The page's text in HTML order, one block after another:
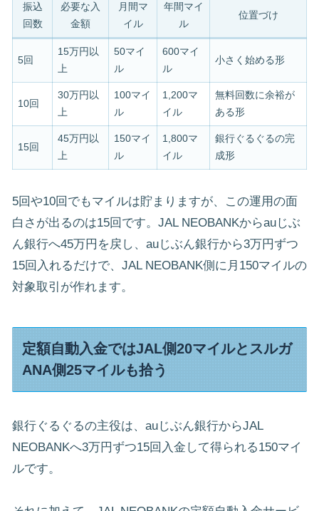
振込
回数
必要な入
金額
月間マ
イル
年間マイ
ル
位置づけ
5回
15万円以
上
50マイ
ル
600マイ
ル
小さく始める形
10回
30万円以
上
100マイ
ル
1,200マ
イル
無料回数に余裕が
ある形
15回
45万円以
上
150マイ
ル
1,800マ
イル
銀行ぐるぐるの完
成形
5回や10回でもマイルは貯まりますが、この運用の面
白さが出るのは15回です。JAL NEOBANKからauじぶ
ん銀行へ45万円を戻し、auじぶん銀行から3万円ずつ
15回入れるだけで、JAL NEOBANK側に月150マイルの
対象取引が作れます。
定額自動入金ではJAL側20マイルとスルガ
ANA側25マイルも拾う
銀行ぐるぐるの主役は、auじぶん銀行からJAL
NEOBANKへ3万円ずつ15回入金して得られる150マイ
ルです。